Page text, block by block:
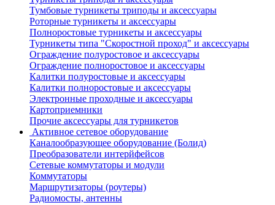
Тумбовые турникеты триподы и аксессуары
Роторные турникеты и аксессуары
Полноростовые турникеты и аксессуары
Турникеты типа "Скоростной проход" и аксессуары
Ограждение полуростовое и аксессуары
Ограждение полноростовое и аксессуары
Калитки полуростовые и аксессуары
Калитки полноростовые и аксессуары
Электронные проходные и аксессуары
Картоприемники
Прочие аксессуары для турникетов
Активное сетевое оборудование
Каналообразующее оборудование (Болид)
Преобразователи интерйфейсов
Сетевые коммутаторы и модули
Коммутаторы
Маршрутизаторы (роутеры)
Радиомосты, антенны